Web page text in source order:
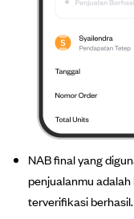
NAB final yang
penjualanmu
terverifikasi berhasil.